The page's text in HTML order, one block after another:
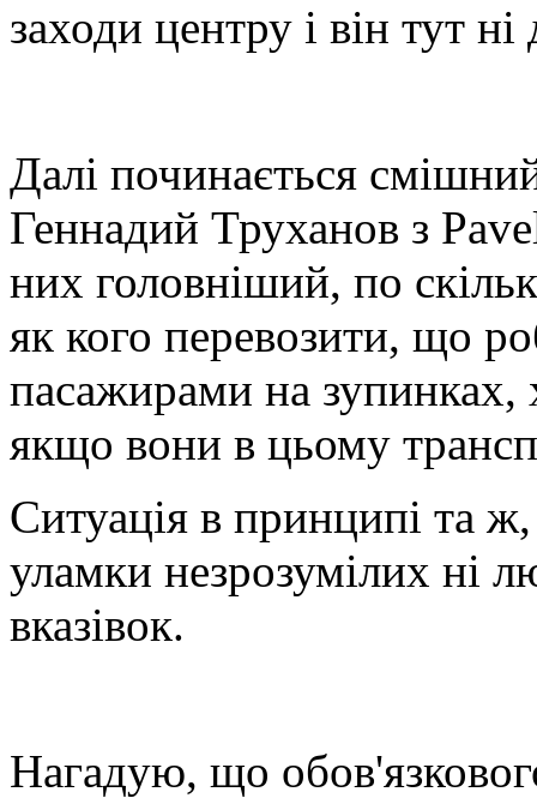
заходи центру і він тут
Далі починається
Геннадий Труханов з
них головніший, по
як кого перевозити, що
пасажирами на зупинках,
якщо вони в цьому
Ситуація в принципі та ж,
уламки незрозумілих ні
вказівок.
Нагадую, що